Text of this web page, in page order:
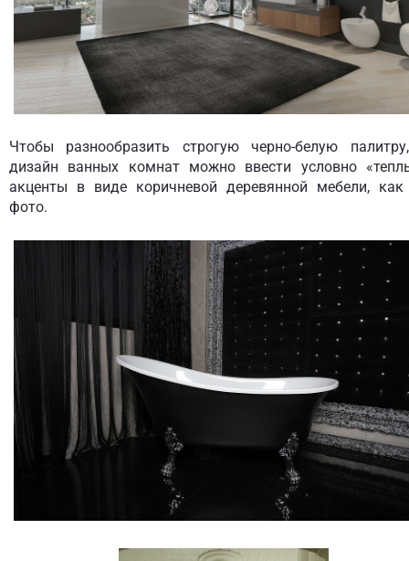
Чтобы разнообразить строгую черно-белую
дизайн ванных комнат можно ввести условно
акценты в виде коричневой деревянной мебели,
фото.